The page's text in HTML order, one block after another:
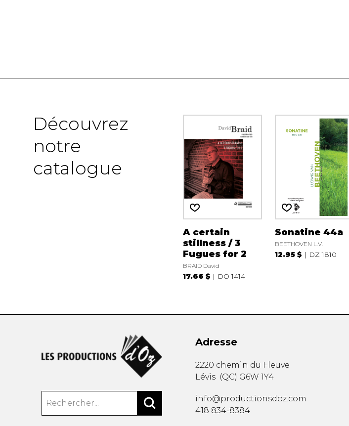
Découvrez
notre
catalogue
A certain
stillness / 3
Fugues for 2
BRAID David
17.66 $ DO 1414
Sonatine 44a
BEETHOVEN L.V.
12.95 $ DZ 1810
Adresse
2220 chemin du Fleuve
Lévis (QC) G6W 1Y4
info@productionsdoz.com
418 834-8384